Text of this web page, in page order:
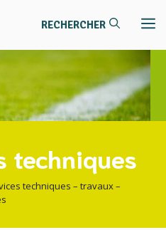
techniques
techniques – travaux –